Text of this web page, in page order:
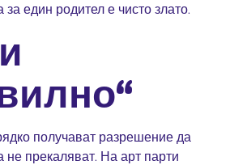
един родител е чисто злато.
получават разрешение да
прекаляват. На арт парти